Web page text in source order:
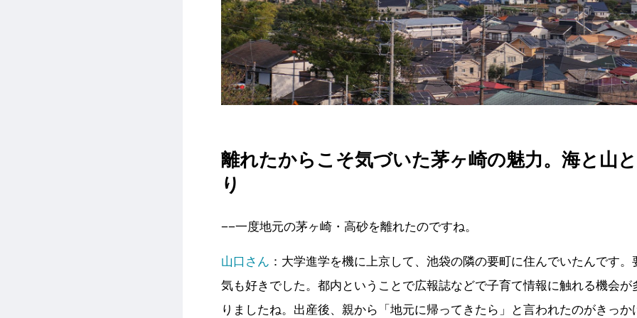
離れたからこそ気づいた茅ヶ崎の魅力。海と山
り
−−一度地元の茅ヶ崎・高砂を離れたのですね。
山口さん ：大学進学を機に上京して、池袋の隣の要町に住んでいたんです
気も好きでした。都内ということで広報誌などで子育て情報に触れる機会が
りましたね。出産後、親から「地元に帰ってきたら」と言われたのがきっか